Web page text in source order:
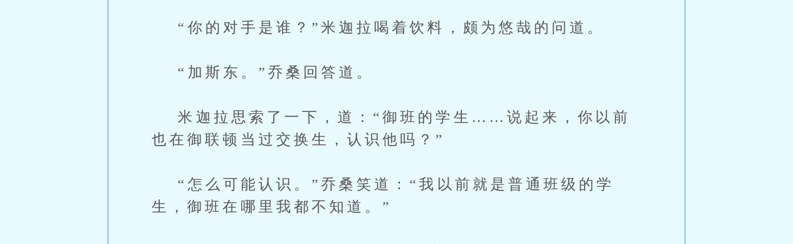
“你的对手是谁？”米迦拉喝着饮料，颇为悠哉的问道。
“加斯东。”乔桑回答道。
米迦拉思索了一下，道：“御班的学生……说起来，你以前
也在御联顿当过交换生，认识他吗？”
“怎么可能认识。”乔桑笑道：“我以前就是普通班级的学
生，御班在哪里我都不知道。”